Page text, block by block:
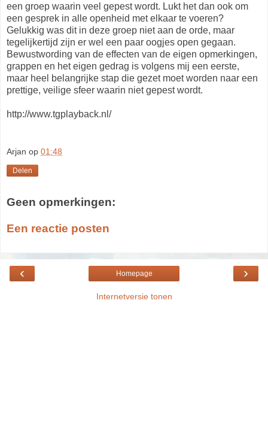
een groep waarin veel gepest wordt. Lukt het dan ook om
een gesprek in alle openheid met elkaar te voeren?
Gelukkig was dit in deze groep niet aan de orde, maar
tegelijkertijd zijn er wel een paar oogjes open gegaan.
Bewustwording van de effecten van de eigen opmerkingen,
grappen en het eigen gedrag is volgens mij een eerste,
maar heel belangrijke stap die gezet moet worden naar een
prettige, veilige sfeer waarin niet gepest wordt.
http://www.tgplayback.nl/
Arjan op 01:48
Delen
Geen opmerkingen:
Een reactie posten
‹ ›
Homepage
Internetversie tonen